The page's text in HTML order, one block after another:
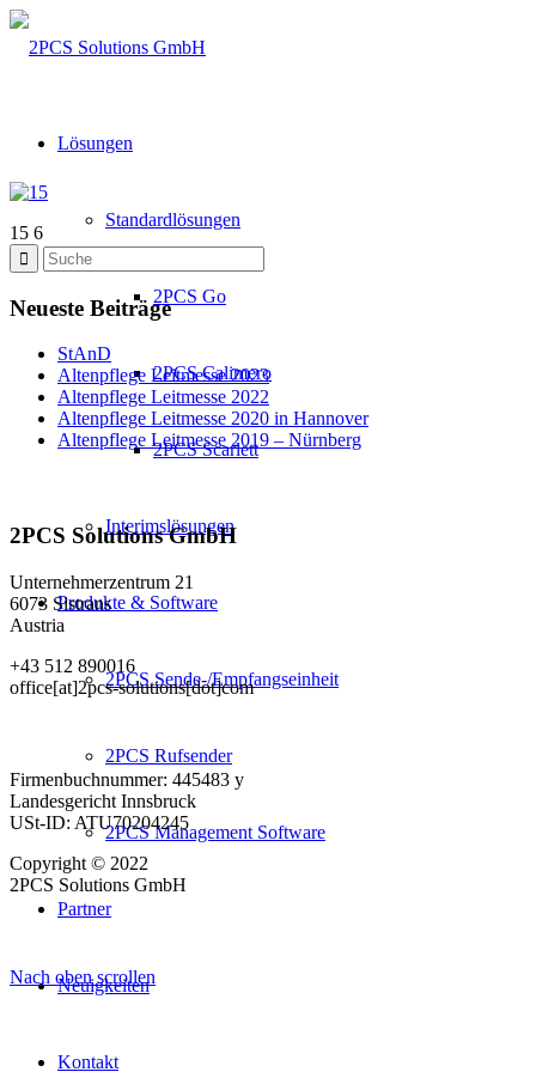
Lösungen
Standardlösungen
2PCS Go
2PCS Calimero
2PCS Scarlett
Interimslösungen
Produkte & Software
2PCS Sende-/Empfangseinheit
2PCS Rufsender
2PCS Management Software
Partner
Neuigkeiten
Kontakt
15 6
Neueste Beiträge
StAnD
Altenpflege Leitmesse 2023
Altenpflege Leitmesse 2022
Altenpflege Leitmesse 2020 in Hannover
Altenpflege Leitmesse 2019 – Nürnberg
2PCS Solutions GmbH
Unternehmerzentrum 21
6073 Sistrans
Austria
+43 512 890016
office[at]2pcs-solutions[dot]com
Firmenbuchnummer: 445483 y
Landesgericht Innsbruck
USt-ID: ATU70204245
Copyright © 2022
2PCS Solutions GmbH
Nach oben scrollen